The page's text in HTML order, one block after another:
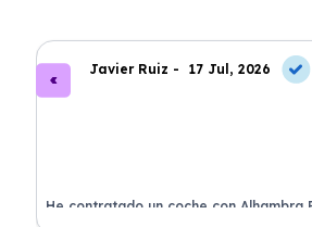
Javier Ruiz - 17 Jul, 2026
He contratado un coche con Alhambra